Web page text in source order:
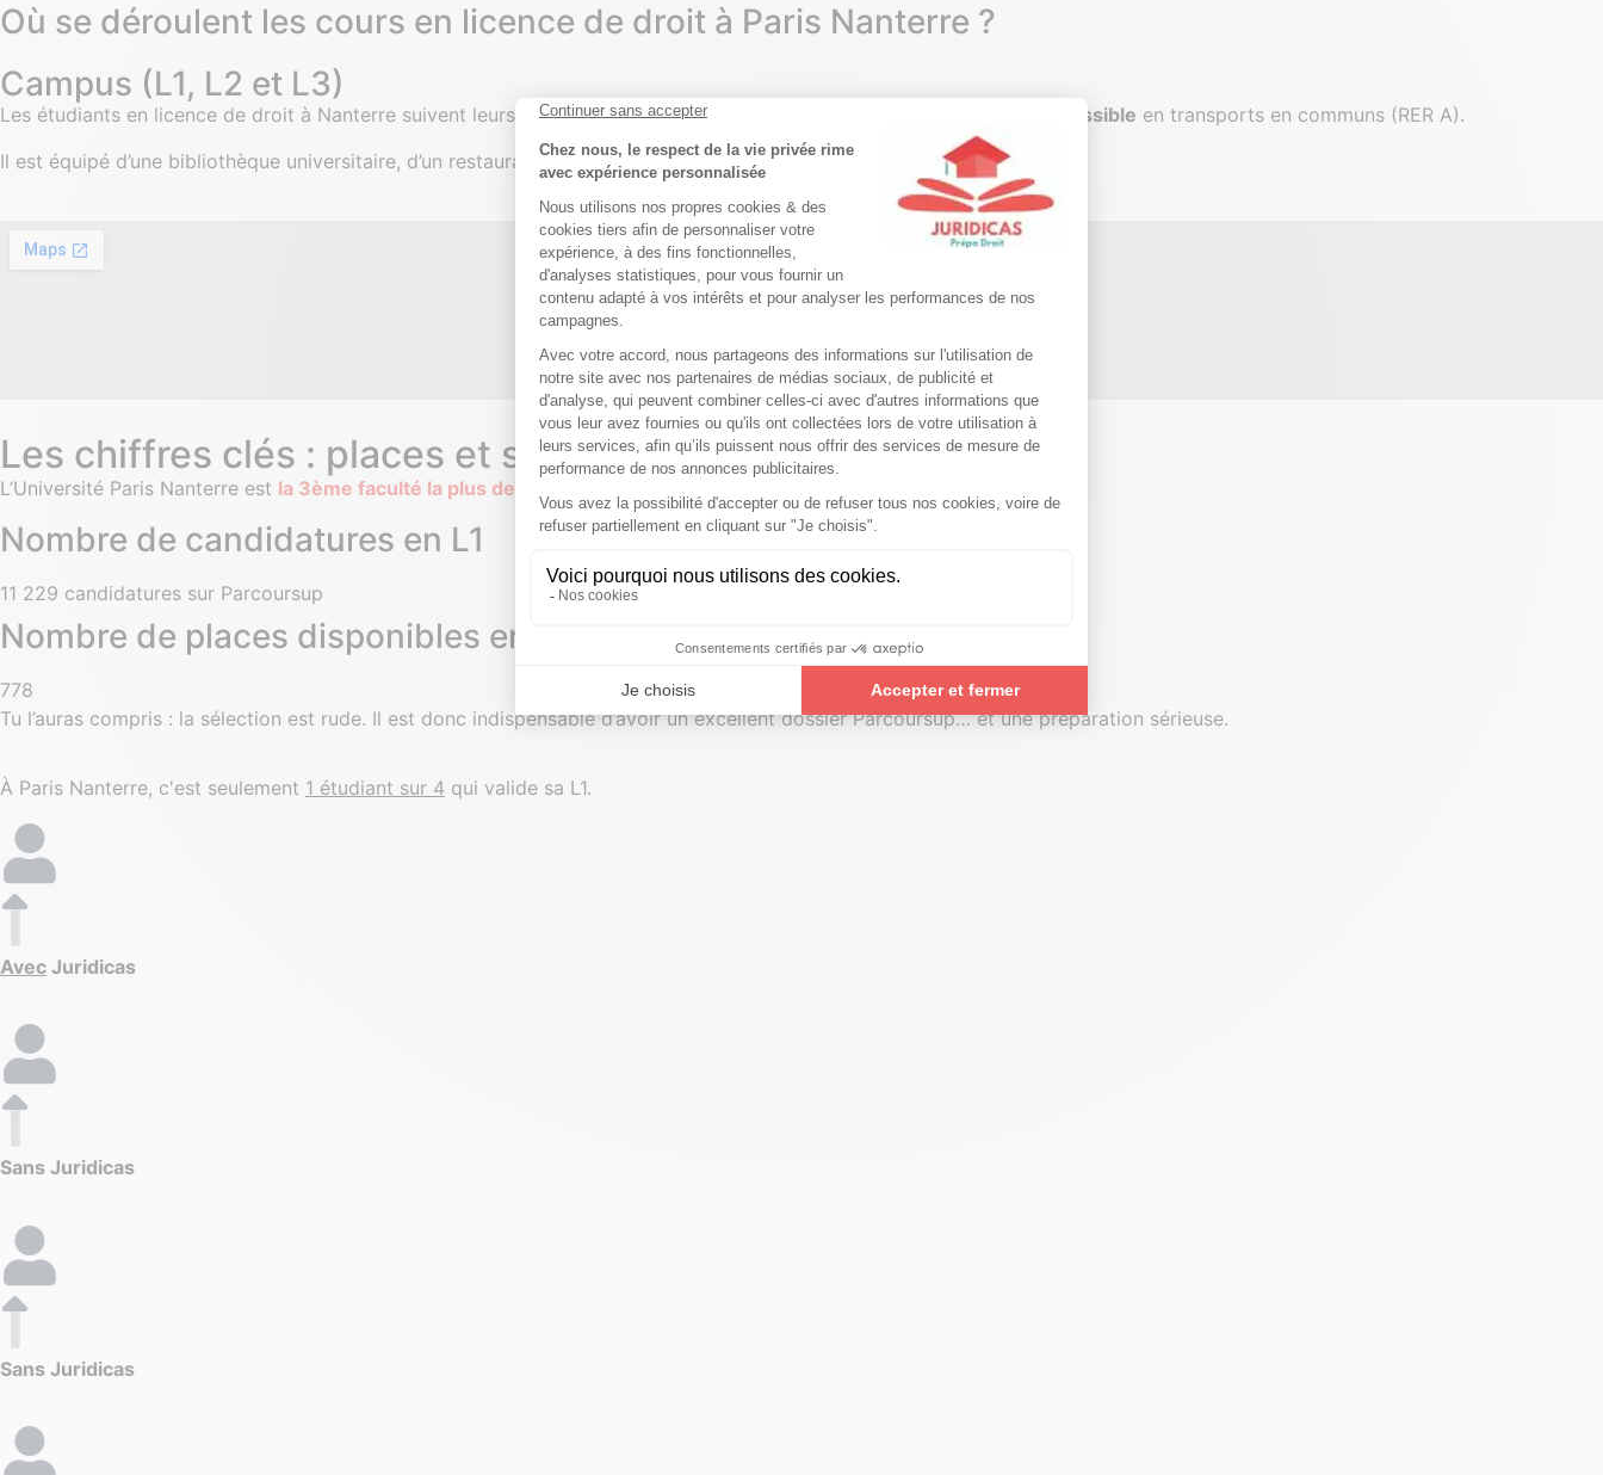
Où se déroulent les cours en licence de droit à Paris Nanterre ?
Campus (L1, L2 et L3)
Les étudiants en licence de droit à Nanterre suivent leurs cours sur lecampus de Nanterre facilement accessible en transports en communs (RER A).
Il est équipé d’une bibliothèque universitaire, d’un restaurant CROUS et d’une cafétéria.
Les chiffres clés : places et sélectivité
L’Université Paris Nanterre est la 3ème faculté la plus demandée
Nombre de candidatures en L1
11 229 candidatures sur Parcoursup
Nombre de places disponibles en L1
778
Tu l’auras compris : la sélection est rude. Il est donc indispensable d’avoir un excellent dossier Parcoursup… et une préparation sérieuse.
À Paris Nanterre, c'est seulement 1 étudiant sur 4 qui valide sa L1.
Avec Juridicas
Sans Juridicas
Sans Juridicas